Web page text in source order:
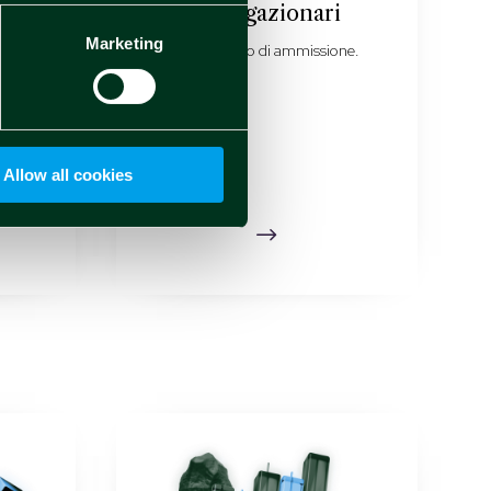
Marketing
Allow all cookies
obbligazionari
Documento di ammissione.
$